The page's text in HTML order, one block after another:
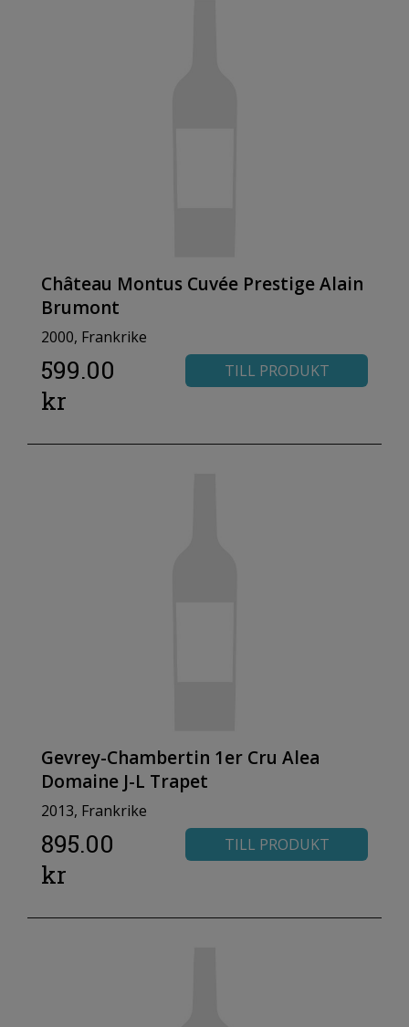
Château Montus Cuvée Prestige Alain
Brumont
2000, Frankrike
599.00
kr
TILL PRODUKT
Gevrey-Chambertin 1er Cru Alea
Domaine J-L Trapet
2013, Frankrike
895.00
kr
TILL PRODUKT